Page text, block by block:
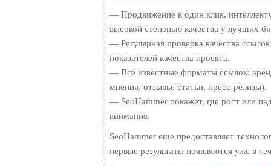
— Продвижение в один клик,
высокой степенью качества у лучших
— Регулярная проверка качества
показателей качества проекта.
— Все известные форматы ссылок:
мнения, отзывы, статьи, пресс-релизы).
— SeoHammer покажет, где рост или
внимание.
SeoHammer еще предоставляет
первые результаты появляются уже в